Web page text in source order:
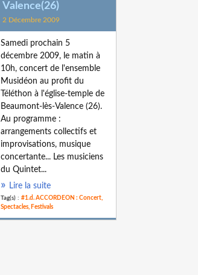
Valence(26)
2 Décembre 2009
Samedi prochain 5
décembre 2009, le matin à
10h, concert de l'ensemble
Musidéon au profit du
Téléthon à l'église-temple de
Beaumont-lès-Valence (26).
Au programme :
arrangements collectifs et
improvisations, musique
concertante... Les musiciens
du Quintet...
Lire la suite
Tag(s) : #1.d. ACCORDEON : Concert,
Spectacles, Festivals